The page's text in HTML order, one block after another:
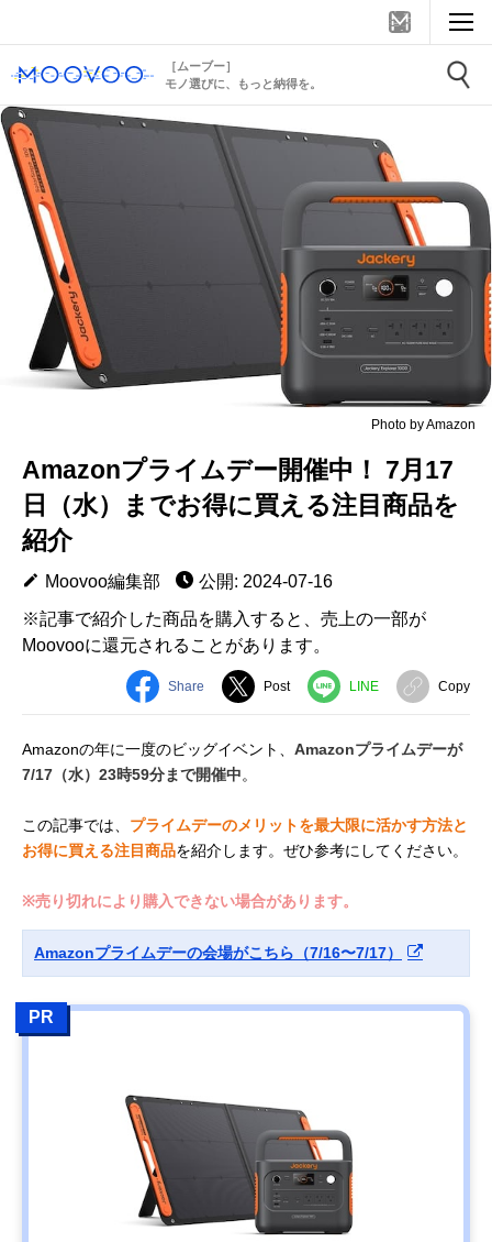
［ムーブー］
モノ選びに、もっと納得を。
Photo by Amazon
Amazonプライムデー開催中！ 7月17
日（水）までお得に買える注目商品を
紹介
Moovoo編集部
公開: 2024-07-16
※記事で紹介した商品を購入すると、売上の一部が
Moovooに還元されることがあります。
Share Post LINE Copy
Amazonの年に一度のビッグイベント、 Amazonプライムデーが
7/17（水）23時59分まで開催中。
この記事では、 プライムデーのメリットを最大限に活かす方法と
お得に買える注目商品を紹介します。ぜひ参考にしてください。
※売り切れにより購入できない場合があります。
Amazonプライムデーの会場がこちら（7/16〜7/17）
PR